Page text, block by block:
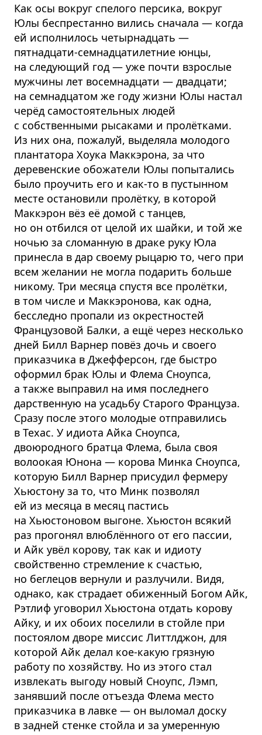
Как осы вокруг спелого персика, вокруг
Юлы беспрестанно вились сначала — когда
ей исполнилось четырнадцать —
пятнадцати-семнадцатилетние юнцы,
на следующий год — уже почти взрослые
мужчины лет восемнадцати — двадцати;
на семнадцатом же году жизни Юлы настал
черёд самостоятельных людей
с собственными рысаками и пролётками.
Из них она, пожалуй, выделяла молодого
плантатора Хоука Маккэрона, за что
деревенские обожатели Юлы попытались
было проучить его и как-то в пустынном
месте остановили пролётку, в которой
Маккэрон вёз её домой с танцев,
но он отбился от целой их шайки, и той же
ночью за сломанную в драке руку Юла
принесла в дар своему рыцарю то, чего при
всем желании не могла подарить больше
никому. Три месяца спустя все пролётки,
в том числе и Маккэронова, как одна,
бесследно пропали из окрестностей
Французовой Балки, а ещё через несколько
дней Билл Варнер повёз дочь и своего
приказчика в Джефферсон, где быстро
оформил брак Юлы и Флема Сноупса,
а также выправил на имя последнего
дарственную на усадьбу Старого Француза.
Сразу после этого молодые отправились
в Техас. У идиота Айка Сноупса,
двоюродного братца Флема, была своя
волоокая Юнона — корова Минка Сноупса,
которую Билл Варнер присудил фермеру
Хьюстону за то, что Минк позволял
ей из месяца в месяц пастись
на Хьюстоновом выгоне. Хьюстон всякий
раз прогонял влюблённого от его пассии,
и Айк увёл корову, так как и идиоту
свойственно стремление к счастью,
но беглецов вернули и разлучили. Видя,
однако, как страдает обиженный Богом Айк,
Рэтлиф уговорил Хьюстона отдать корову
Айку, и их обоих поселили в стойле при
постоялом дворе миссис Литтлджон, для
которой Айк делал кое-какую грязную
работу по хозяйству. Но из этого стал
извлекать выгоду новый Сноупс, Лэмп,
занявший после отъезда Флема место
приказчика в лавке — он выломал доску
в задней стенке стойла и за умеренную